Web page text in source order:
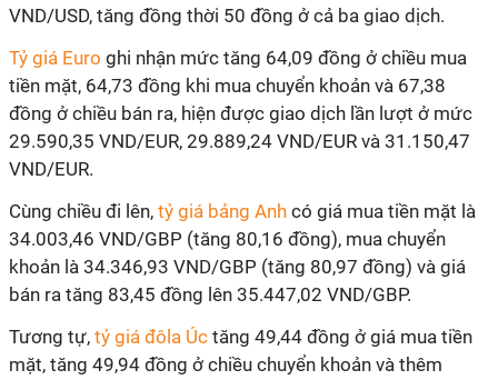
VND/USD, tăng đồng thời 50 đồng ở cả ba giao dịch.
Tỷ giá Euro ghi nhận mức tăng 64,09 đồng ở chiều mua
tiền mặt, 64,73 đồng khi mua chuyển khoản và 67,38
đồng ở chiều bán ra, hiện được giao dịch lần lượt ở mức
29.590,35 VND/EUR, 29.889,24 VND/EUR và 31.150,47
VND/EUR.
Cùng chiều đi lên, tỷ giá bảng Anh có giá mua tiền mặt là
34.003,46 VND/GBP (tăng 80,16 đồng), mua chuyển
khoản là 34.346,93 VND/GBP (tăng 80,97 đồng) và giá
bán ra tăng 83,45 đồng lên 35.447,02 VND/GBP.
Tương tự, tỷ giá đôla Úc tăng 49,44 đồng ở giá mua tiền
mặt, tăng 49,94 đồng ở chiều chuyển khoản và thêm